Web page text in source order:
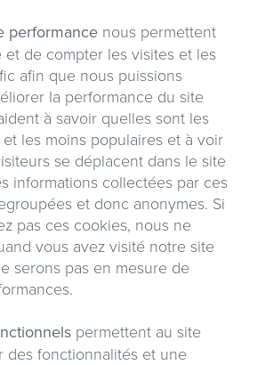
performance nous permettent
de compter les visites et les
afin que nous puissions
la performance du site
à savoir quelles sont les
les moins populaires et à voir
se déplacent dans le site
informations collectées par ces
et donc anonymes. Si
pas ces cookies, nous ne
vous avez visité notre site
serons pas en mesure de
permettent au site
des fonctionnalités et une